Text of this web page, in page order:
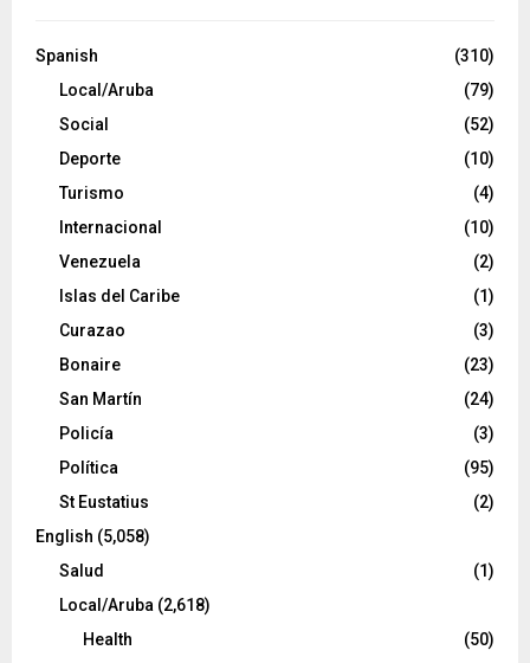
Spanish
(310)
Local/Aruba
(79)
Social
(52)
Deporte
(10)
Turismo
(4)
Internacional
(10)
Venezuela
(2)
Islas del Caribe
(1)
Curazao
(3)
Bonaire
(23)
San Martín
(24)
Policía
(3)
Política
(95)
St Eustatius
(2)
English (5,058)
Salud
(1)
Local/Aruba (2,618)
Health
(50)